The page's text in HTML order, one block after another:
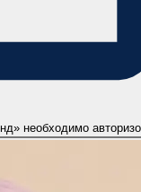
необходимо